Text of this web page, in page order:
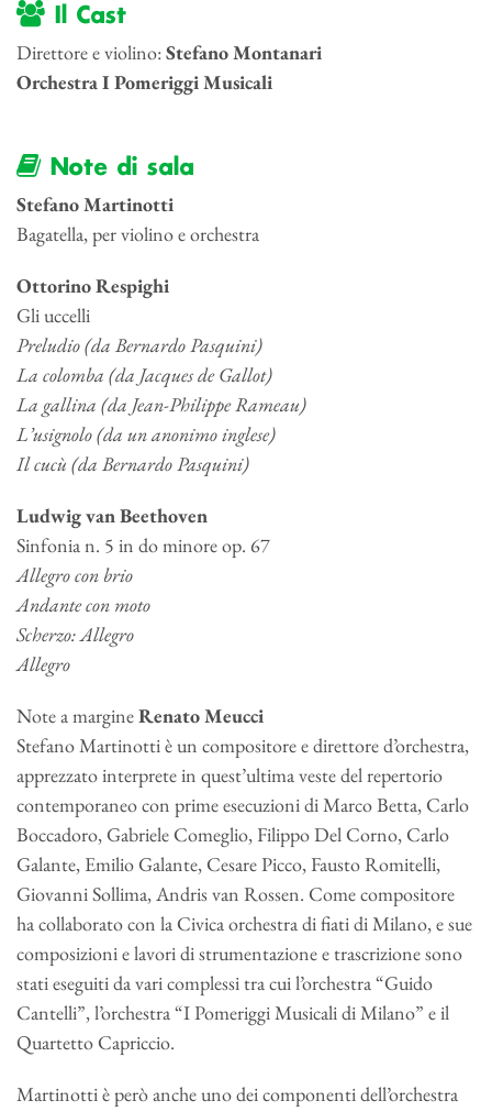
Il Cast
Direttore e violino:Stefano Montanari
Orchestra I Pomeriggi Musicali
Note di sala
Stefano Martinotti
Bagatella, per violino e orchestra
Ottorino Respighi
Gli uccelli
Preludio (da Bernardo Pasquini)
La colomba (da Jacques de Gallot)
La gallina (da Jean-Philippe Rameau)
L’usignolo (da un anonimo inglese)
Il cucù (da Bernardo Pasquini)
Ludwig van Beethoven
Sinfonia n. 5 in do minore op. 67
Allegro con brio
Andante con moto
Scherzo: Allegro
Allegro
Note a margineRenato Meucci
Stefano Martinotti è un compositore e direttore d’orchestra,
apprezzato interprete in quest’ultima veste del repertorio
contemporaneo con prime esecuzioni di Marco Betta, Carlo
Boccadoro, Gabriele Comeglio, Filippo Del Corno, Carlo
Galante, Emilio Galante, Cesare Picco, Fausto Romitelli,
Giovanni Sollima, Andris van Rossen. Come compositore
ha collaborato con la Civica orchestra di fiati di Milano, e sue
composizioni e lavori di strumentazione e trascrizione sono
stati eseguiti da vari complessi tra cui l’orchestra “Guido
Cantelli”, l’orchestra “I Pomeriggi Musicali di Milano” e il
Quartetto Capriccio.
Martinotti è però anche uno dei componenti dell’orchestra